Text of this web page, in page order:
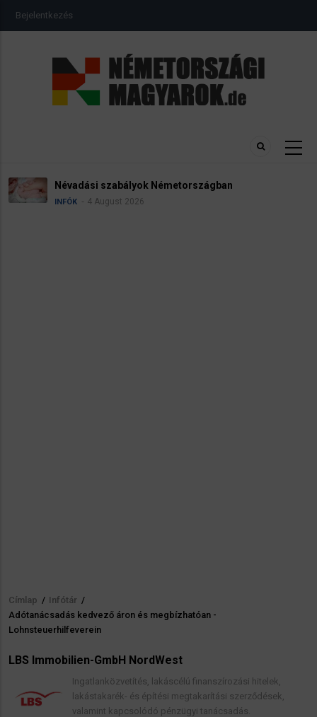
USER
ACCOUNT
Bejelentkezés
Névadási szabályok Németországban
INFÓK 4 August 2026
Morzsa
Címlap / Infótár /
Adótanácsadás kedvező áron és megbízhatóan -
Lohnsteuerhilfeverein
LBS Immobilien-GmbH NordWest
Ingatlanközvetítés, lakáscélú finanszírozási hitelek,
lakástakarék- és építési megtakarítási szerződések,
valamint kapcsolódó pénzügyi tanácsadás.